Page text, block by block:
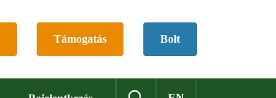
Támogatás Bolt